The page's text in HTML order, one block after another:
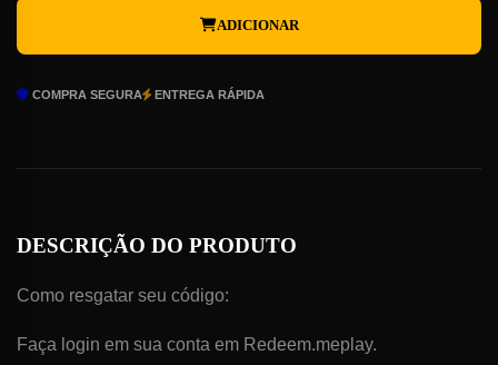
Points
109,90
ADICIONAR
COMPRA SEGURA ENTREGA RÁPIDA
DESCRIÇÃO DO PRODUTO
Como resgatar seu código:
Faça login em sua conta em Redeem.meplay.